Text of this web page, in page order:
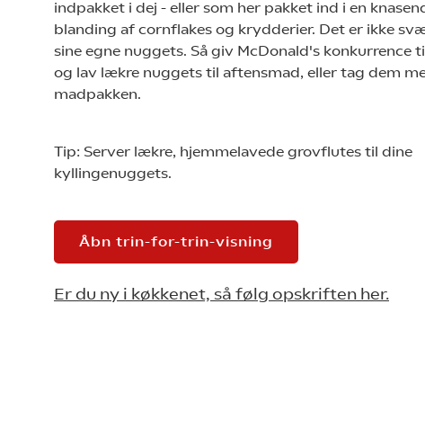
indpakket i dej - eller som her pakket ind i en
blanding af cornflakes og krydderier. Det er ikke
sine egne nuggets. Så giv McDonald's konkurrence
og lav lækre nuggets til aftensmad, eller tag dem
madpakken.
Tip: Server lækre, hjemmelavede grovflutes til dine
kyllingenuggets.
Åbn trin-for-trin-visning
Er du ny i køkkenet, så følg opskriften her.